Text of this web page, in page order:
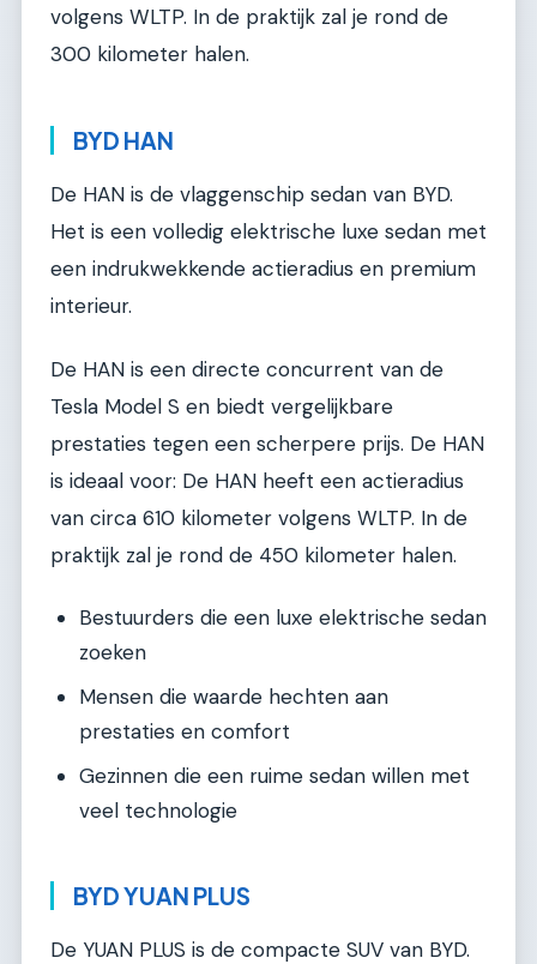
volgens WLTP. In de praktijk zal je rond de
300 kilometer halen.
BYD HAN
De HAN is de vlaggenschip sedan van BYD.
Het is een volledig elektrische luxe sedan met
een indrukwekkende actieradius en premium
interieur.
De HAN is een directe concurrent van de
Tesla Model S en biedt vergelijkbare
prestaties tegen een scherpere prijs. De HAN
is ideaal voor: De HAN heeft een actieradius
van circa 610 kilometer volgens WLTP. In de
praktijk zal je rond de 450 kilometer halen.
Bestuurders die een luxe elektrische sedan
zoeken
Mensen die waarde hechten aan
prestaties en comfort
Gezinnen die een ruime sedan willen met
veel technologie
BYD YUAN PLUS
De YUAN PLUS is de compacte SUV van BYD.